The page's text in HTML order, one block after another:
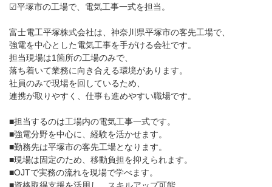
☑平塚市の工場で、電気工事一式を担当。
富士電工平塚株式会社は、神奈川県平塚市の客先工場で、
強電を中心とした電気工事を手がける会社です。
担当現場は1箇所の工場のみで、
落ち着いて業務に向き合える環境があります。
社員のみで現場を回しているため、
連携が取りやすく、仕事も進めやすい職場です。
■担当するのは工場内の電気工事一式です。
■強電分野を中心に、経験を活かせます。
■勤務先は平塚市の客先工場となります。
■現場は固定のため、移動負担を抑えられます。
■OJTで実務の流れを現場で学べます。